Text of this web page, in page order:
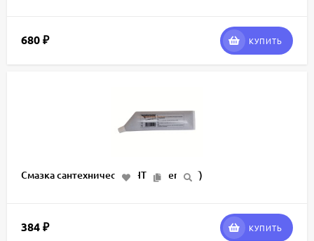
680 ₽ КУПИТЬ
Смазка сантехническая HT (Ostendorf)
384 ₽ КУПИТЬ